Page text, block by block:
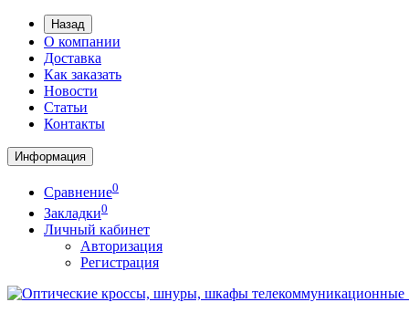
Назад
О компании
Доставка
Как заказать
Новости
Статьи
Контакты
Информация
Сравнение0
Закладки0
Личный кабинет
Авторизация
Регистрация